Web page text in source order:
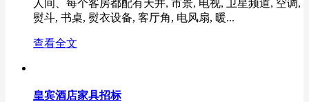
人间、每个客房都配有天井, 市景, 电视, 卫星频道, 空调,
熨斗, 书桌, 熨衣设备, 客厅角, 电风扇, 暖...
查看全文
皇宾酒店家具招标